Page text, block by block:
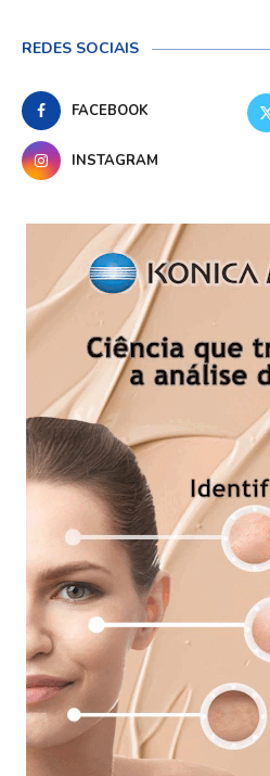
REDES SOCIAIS
FACEBOOK
INSTAGRAM